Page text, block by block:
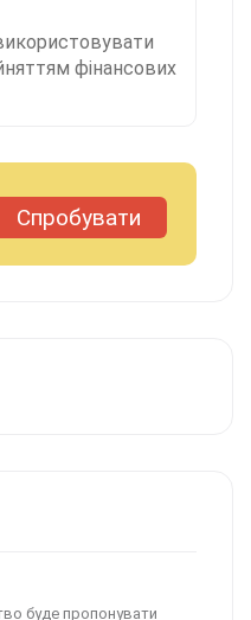
фінансових
Спробувати
буде пропонувати